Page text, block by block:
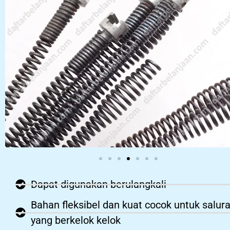
Dapat digunakan berulangkali
Bahan fleksibel dan kuat cocok untuk
yang berkelok kelok